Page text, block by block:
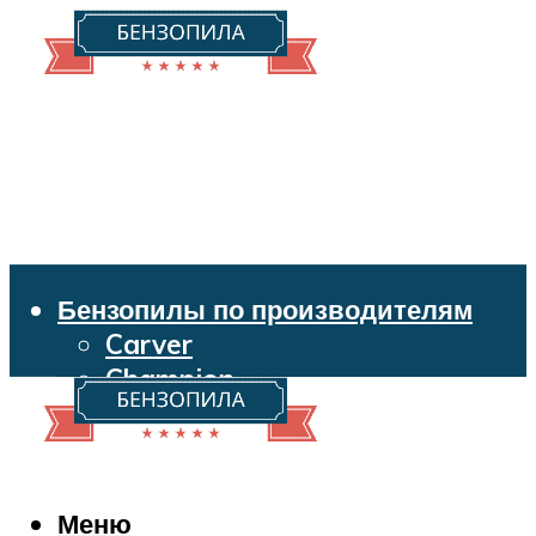
Бензопилы по производителям
Carver
Champion
Echo
Husqvarna
Makita
Меню